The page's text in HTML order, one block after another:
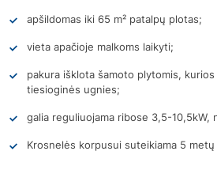
apšildomas iki 65 m² patalpų plotas;
vieta apačioje malkoms laikyti;
pakura išklota šamoto plytomis,
tiesioginės ugnies;
galia reguliuojama ribose 3,5-10,5kW,
Krosnelės korpusui suteikiama 5 metų